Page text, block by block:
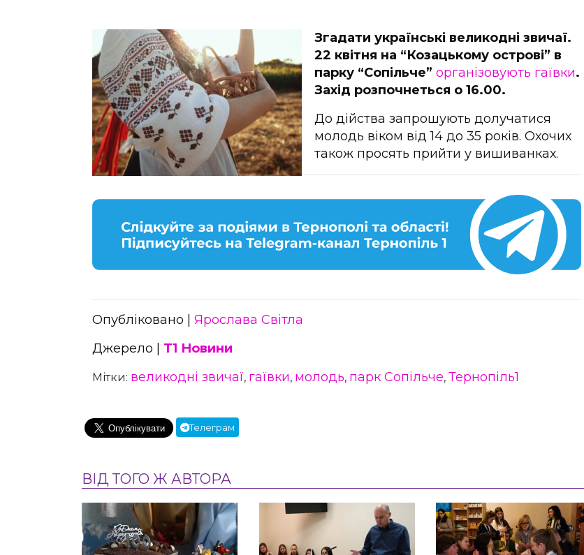
Згадати українські великодні звичаї.
22 квітня на “Козацькому острові” в
парку “Сопільче” організовують гаївки.
Захід розпочнеться о 16.00.
До дійства запрошують долучатися
молодь віком від 14 до 35 років. Охочих
також просять прийти у вишиванках.
Опубліковано | Ярослава Світла
Джерело | Т1 Новини
Мітки: великодні звичаї, гаївки, молодь, парк Сопільче, Тернопіль1
Телеграм
ВІД ТОГО Ж АВТОРА